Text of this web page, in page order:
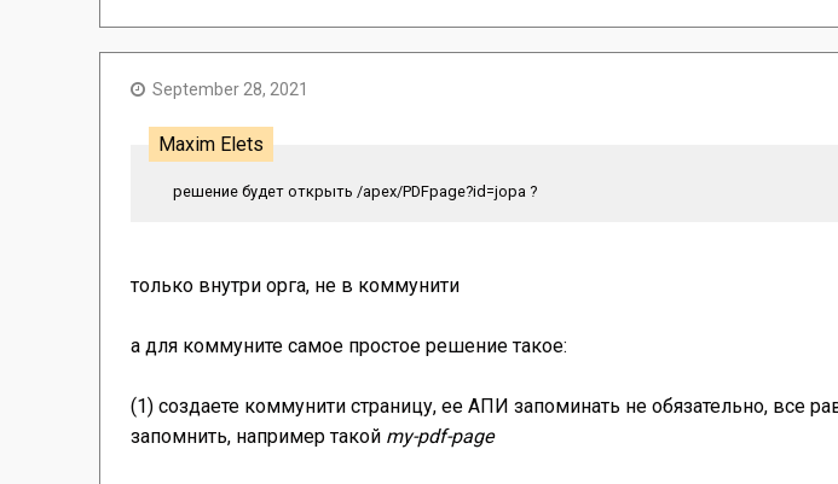
September 28, 2021
Maxim Elets
решение будет открыть /apex/PDFpage?id=jopa ?
только внутри орга, не в коммунити
а для коммуните самое простое решение такое:
(1) создаете коммунити страницу, ее АПИ запоминать не обязательно, все
запомнить, например такой my-pdf-page